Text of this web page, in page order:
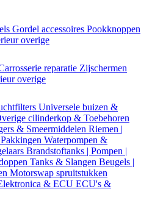
Gordel accessoires Pookknoppen
overige
reparatie Zijschermen
overige
Universele buizen &
cilinderkop & Toebehoren
& Smeermiddelen Riemen |
Waterpompen &
Brandstoftanks | Pompen |
Tanks & Slangen Beugels |
Motorswap spruitstukken
& ECU ECU's &